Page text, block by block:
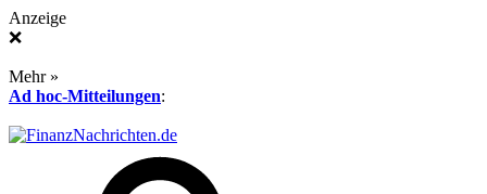
Anzeige
❌
Mehr »
Ad hoc-Mitteilungen: